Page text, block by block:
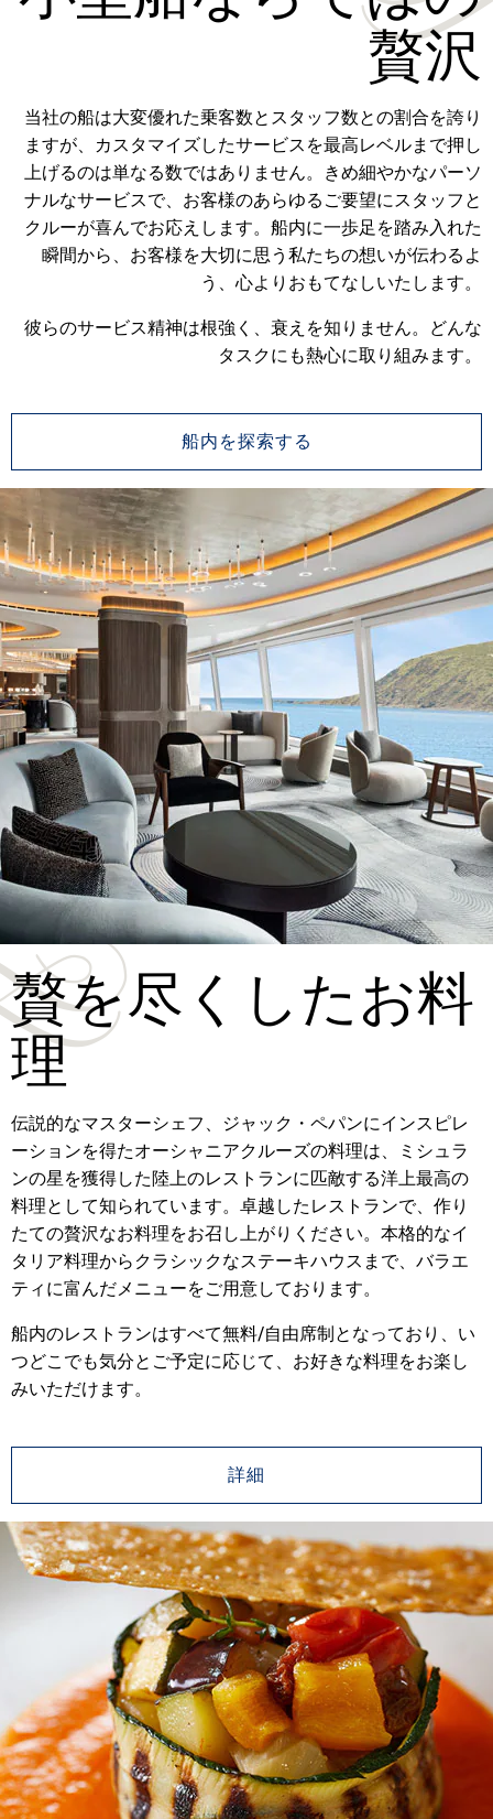
贅沢
当社の船は大変優れた乗客数とスタッフ数との割合を誇り
ますが、カスタマイズしたサービスを最高レベルまで押し
上げるのは単なる数ではありません。きめ細やかなパーソ
ナルなサービスで、お客様のあらゆるご要望にスタッフと
クルーが喜んでお応えします。船内に一歩足を踏み入れた
瞬間から、お客様を大切に思う私たちの想いが伝わるよ
う、心よりおもてなしいたします。
彼らのサービス精神は根強く、衰えを知りません。どんな
タスクにも熱心に取り組みます。
船内を探索する
贅を尽くしたお料
理
伝説的なマスターシェフ、ジャック・ペパンにインスピレ
ーションを得たオーシャニアクルーズの料理は、ミシュラ
ンの星を獲得した陸上のレストランに匹敵する洋上最高の
料理として知られています。卓越したレストランで、作り
たての贅沢なお料理をお召し上がりください。本格的なイ
タリア料理からクラシックなステーキハウスまで、バラエ
ティに富んだメニューをご用意しております。
船内のレストランはすべて無料/自由席制となっており、い
つどこでも気分とご予定に応じて、お好きな料理をお楽し
みいただけます。
詳細